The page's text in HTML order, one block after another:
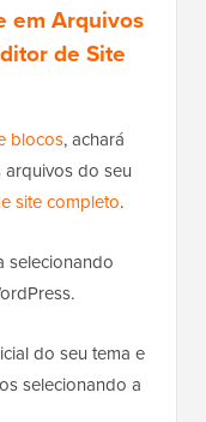
em Arquivos
de Site
blocos, achará
do seu
site completo.
selecionando
do seu tema e
selecionando a